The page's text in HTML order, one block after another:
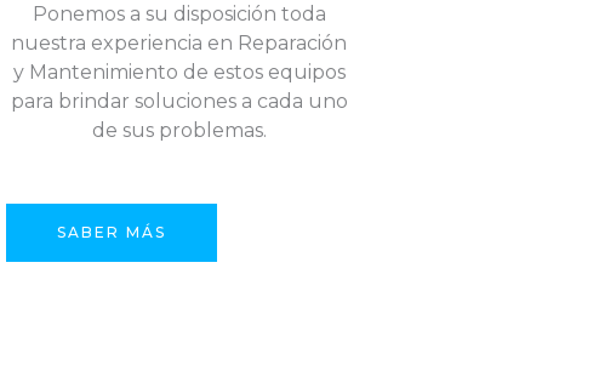
Ponemos a su disposición toda
nuestra experiencia en Reparación
y Mantenimiento de estos equipos
para brindar soluciones a cada uno
de sus problemas.
SABER MÁS